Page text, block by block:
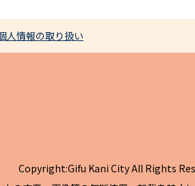
人情報の取り扱い
Copyright:Gifu Kani City All Rights